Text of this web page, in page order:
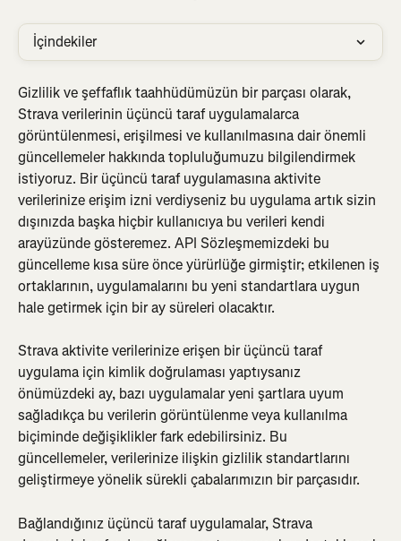
İçindekiler
Gizlilik ve şeffaflık taahhüdümüzün bir parçası olarak,
Strava verilerinin üçüncü taraf uygulamalarca
görüntülenmesi, erişilmesi ve kullanılmasına dair önemli
güncellemeler hakkında topluluğumuzu bilgilendirmek
istiyoruz. Bir üçüncü taraf uygulamasına aktivite
verilerinize erişim izni verdiyseniz bu uygulama artık sizin
dışınızda başka hiçbir kullanıcıya bu verileri kendi
arayüzünde gösteremez. API Sözleşmemizdeki bu
güncelleme kısa süre önce yürürlüğe girmiştir; etkilenen iş
ortaklarının, uygulamalarını bu yeni standartlara uygun
hale getirmek için bir ay süreleri olacaktır.
Strava aktivite verilerinize erişen bir üçüncü taraf
uygulama için kimlik doğrulaması yaptıysanız
önümüzdeki ay, bazı uygulamalar yeni şartlara uyum
sağladıkça bu verilerin görüntülenme veya kullanılma
biçiminde değişiklikler fark edebilirsiniz. Bu
güncellemeler, verilerinize ilişkin gizlilik standartlarını
geliştirmeye yönelik sürekli çabalarımızın bir parçasıdır.
Bağlandığınız üçüncü taraf uygulamalar, Strava